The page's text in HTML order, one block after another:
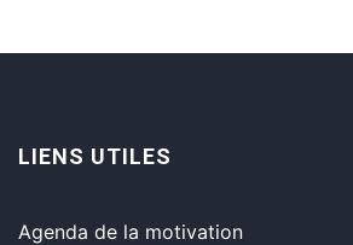
LIENS UTILES
Agenda de la motivation